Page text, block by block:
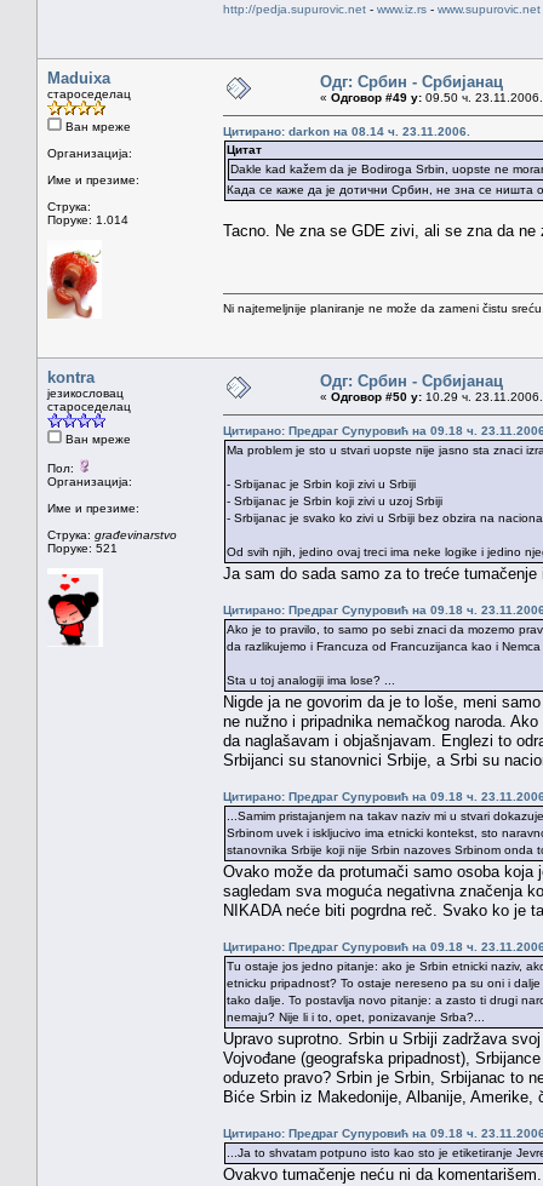
http://pedja.supurovic.net - www.iz.rs - www.supurovic.net
Maduixa
староседелац
Ван мреже
Организација:
Име и презиме:
Струка:
Поруке: 1.014
Одг: Србин - Србијанац
« Одговор #49 у: 09.50 ч.
Цитирано: darkon на 08.14 ч. 23.11.2006.
Цитат
Dakle kad kažem da je Bodiroga Srbin, uopste ne
Када се каже да је дотични Србин, не зна се ништа
Tacno. Ne zna se GDE zivi, ali se zna da
Ni najtemeljnije planiranje ne može da zameni čistu
kontra
језикословац
староседелац
Ван мреже
Пол:
Организација:
Име и презиме:
Струка: građevinarstvo
Поруке: 521
Одг: Србин - Србијанац
« Одговор #50 у: 10.29 ч.
Цитирано: Предраг Супуровић на 09.18 ч.
Ma problem je sto u stvari uopste nije jasno sta znaci
- Srbijanac je Srbin koji zivi u Srbiji
- Srbijanac je Srbin koji zivi u uzoj Srbiji
- Srbijanac je svako ko zivi u Srbiji bez obzira na
Od svih njih, jedino ovaj treci ima neke logike i jedino
Ja sam do sada samo za to treće
Цитирано: Предраг Супуровић на 09.18 ч.
Ako je to pravilo, to samo po sebi znaci da mozemo
da razlikujemo i Francuza od Francuzijanca kao i
Sta u toj analogiji ima lose? ...
Nigde ja ne govorim da je to loše, meni
ne nužno i pripadnika nemačkog naroda.
da naglašavam i objašnjavam. Englezi to
Srbijanci su stanovnici Srbije, a Srbi su
Цитирано: Предраг Супуровић на 09.18 ч.
...Samim pristajanjem na takav naziv mi u stvari
Srbinom uvek i iskljucivo ima etnicki kontekst, sto
stanovnika Srbije koji nije Srbin nazoves Srbinom onda
Ovako može da protumači samo osoba
sagledam sva moguća negativna značenja
NIKADA neće biti pogrdna reč. Svako ko je
Цитирано: Предраг Супуровић на 09.18 ч.
Tu ostaje jos jedno pitanje: ako je Srbin etnicki naziv,
etnicku pripadnost? To ostaje nereseno pa su oni i
tako dalje. To postavlja novo pitanje: a zasto ti drugi
nemaju? Nije li i to, opet, ponizavanje Srba?...
Upravo suprotno. Srbin u Srbiji zadržava
Vojvođane (geografska pripadnost),
oduzeto pravo? Srbin je Srbin, Srbijanac to
Biće Srbin iz Makedonije, Albanije, Amerike,
Цитирано: Предраг Супуровић на 09.18 ч.
...Ja to shvatam potpuno isto kao sto je etiketiranje
Ovakvo tumačenje neću ni da